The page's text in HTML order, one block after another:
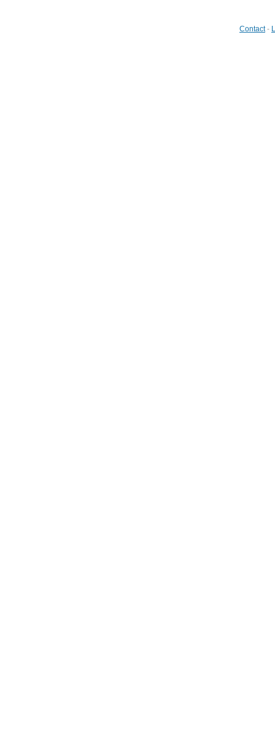
Contact-